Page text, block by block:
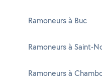
Ramoneurs à Buc
Ramoneurs à Saint-
Ramoneurs à